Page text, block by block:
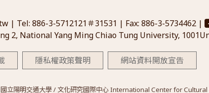
| Tel: 886-3-5712121＃31531 | Fax: 886-3-5734462 |
2, National Yang Ming Chiao Tung University,
隱私權政策聲明 網站資料開放宣告
立陽明交通大學 / 文化研究國際中心 International Center for